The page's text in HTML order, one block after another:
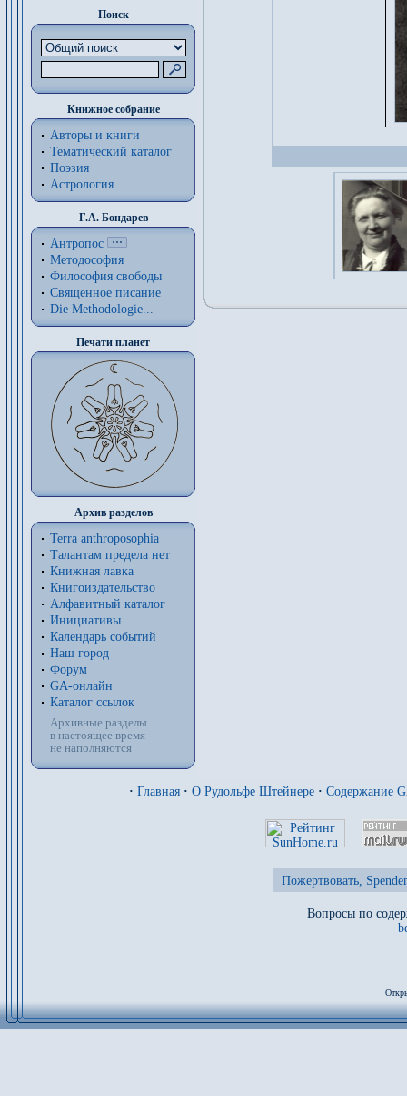
Поиск
Книжное собрание
Авторы и книги
Тематический каталог
Поэзия
Астрология
Г.А. Бондарев
Антропос
Методософия
Философия cвободы
Священное писание
Die Methodologie...
Печати планет
Архив разделов
Terra anthroposophia
Талантам предела нет
Книжная лавка
Книгоиздательство
Алфавитный каталог
Инициативы
Календарь событий
Наш город
Форум
GA-онлайн
Каталог ссылок
Архивные разделы
в настоящее время
не наполняются
· Главная · О Рудольфе Штейнере · Содержание
Пожертвовать,
Вопросы по